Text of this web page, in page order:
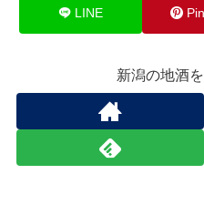
LINE
新潟の地酒